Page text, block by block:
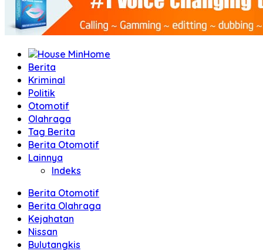
Home
Berita
Kriminal
Politik
Otomotif
Olahraga
Tag Berita
Berita Otomotif
Lainnya
Indeks
Berita Otomotif
Berita Olahraga
Kejahatan
Nissan
Bulutangkis